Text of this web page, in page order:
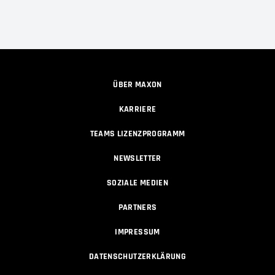
ÜBER MAXON
KARRIERE
TEAMS LIZENZPROGRAMM
NEWSLETTER
SOZIALE MEDIEN
PARTNERS
IMPRESSUM
DATENSCHUTZERKLÄRUNG